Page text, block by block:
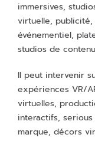
immersives,
virtuelle,
événementiel,
studios de
Il peut intervenir
expériences VR/
virtuelles,
interactifs,
marque, décors